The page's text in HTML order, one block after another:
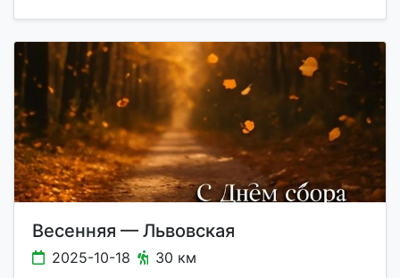
Весенняя — Львовская
2025-10-18
30 км